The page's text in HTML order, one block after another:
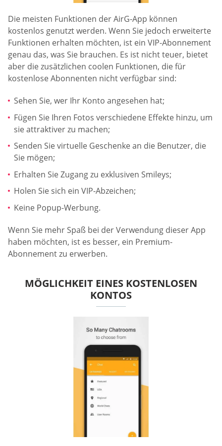
Die meisten Funktionen der AirG-App können
kostenlos genutzt werden. Wenn Sie jedoch erweiterte
Funktionen erhalten möchten, ist ein VIP-Abonnement
genau das, was Sie brauchen. Es ist nicht teuer, bietet
aber die zusätzlichen coolen Funktionen, die für
kostenlose Abonnenten nicht verfügbar sind:
Sehen Sie, wer Ihr Konto angesehen hat;
Fügen Sie Ihren Fotos verschiedene Effekte hinzu, um
sie attraktiver zu machen;
Senden Sie virtuelle Geschenke an die Benutzer, die
Sie mögen;
Erhalten Sie Zugang zu exklusiven Smileys;
Holen Sie sich ein VIP-Abzeichen;
Keine Popup-Werbung.
Wenn Sie mehr Spaß bei der Verwendung dieser App
haben möchten, ist es besser, ein Premium-
Abonnement zu erwerben.
MÖGLICHKEIT EINES KOSTENLOSEN
KONTOS